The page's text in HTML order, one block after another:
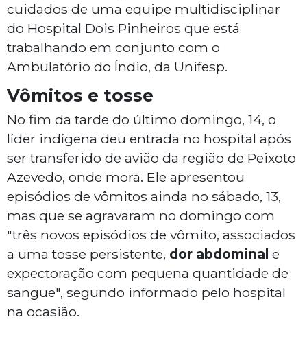
cuidados de uma equipe multidisciplinar
do Hospital Dois Pinheiros que está
trabalhando em conjunto com o
Ambulatório do Índio, da Unifesp.
Vômitos e tosse
No fim da tarde do último domingo, 14, o
líder indígena deu entrada no hospital após
ser transferido de avião da região de Peixoto
Azevedo, onde mora. Ele apresentou
episódios de vômitos ainda no sábado, 13,
mas que se agravaram no domingo com
"três novos episódios de vômito, associados
a uma tosse persistente, dor abdominal e
expectoração com pequena quantidade de
sangue", segundo informado pelo hospital
na ocasião.